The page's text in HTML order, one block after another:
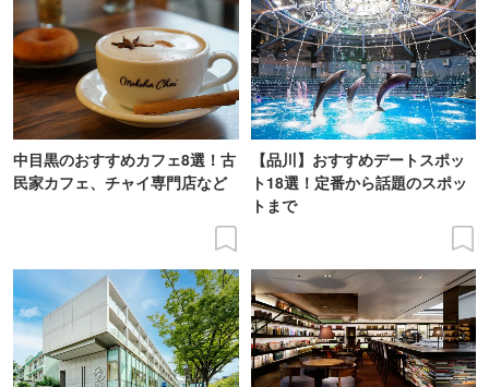
中目黒のおすすめカフェ8選！古
民家カフェ、チャイ専門店など
【品川】おすすめデートスポッ
ト18選！定番から話題のスポッ
トまで